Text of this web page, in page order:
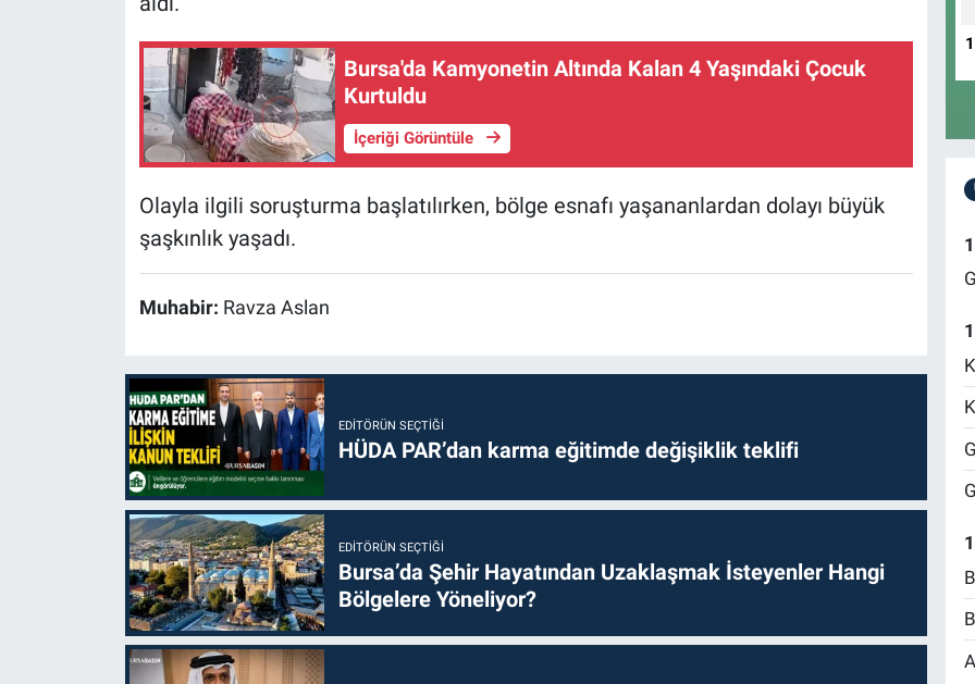
Bursa'da Kamyonetin Altında Kalan 4 Yaşındaki Çocuk
Kurtuldu
İçeriği Görüntüle
Olayla ilgili soruşturma başlatılırken, bölge esnafı yaşananlardan dolayı büyük
şaşkınlık yaşadı.
Muhabir: Ravza Aslan
EDITÖRÜN SEÇTIĞI
HÜDA PAR’dan karma eğitimde değişiklik teklifi
EDITÖRÜN SEÇTIĞI
Bursa’da Şehir Hayatından Uzaklaşmak İsteyenler Hangi
Bölgelere Yöneliyor?